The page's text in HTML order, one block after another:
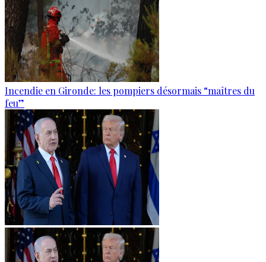
Incendie en Gironde: les pompiers désormais “maîtres du
feu”